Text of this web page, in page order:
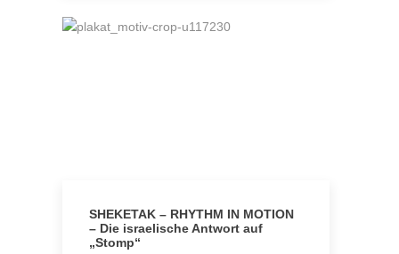
SHEKETAK – RHYTHM IN MOTION
– Die israelische Antwort auf
„Stomp“